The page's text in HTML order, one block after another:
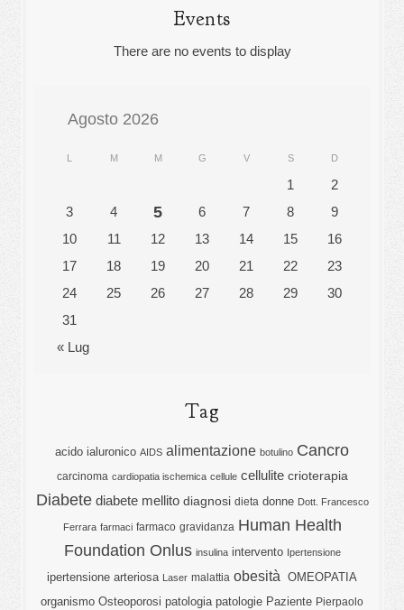
Events
There are no events to display
Agosto 2026
L M M G V S D
« Lug
1
2
3
4 5 6 7 8
9
10
11 12 13 14 15
16
17
18 19 20 21 22
23
24
25 26 27 28 29
30
31
Tag
acido ialuronico AIDS alimentazione botulino Cancro
carcinoma cardiopatia ischemica cellule cellulite crioterapia
Diabete diabete mellito diagnosi dieta donne Dott. Francesco
Ferrara farmaci farmaco gravidanza Human Health
Foundation Onlus insulina intervento Ipertensione
ipertensione arteriosa Laser malattia obesità OMEOPATIA
organismo Osteoporosi patologia patologie Paziente Pierpaolo